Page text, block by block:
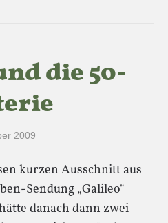
die 50-
2009
kurzen Ausschnitt aus
Sendung „Galileo“
danach dann zwei